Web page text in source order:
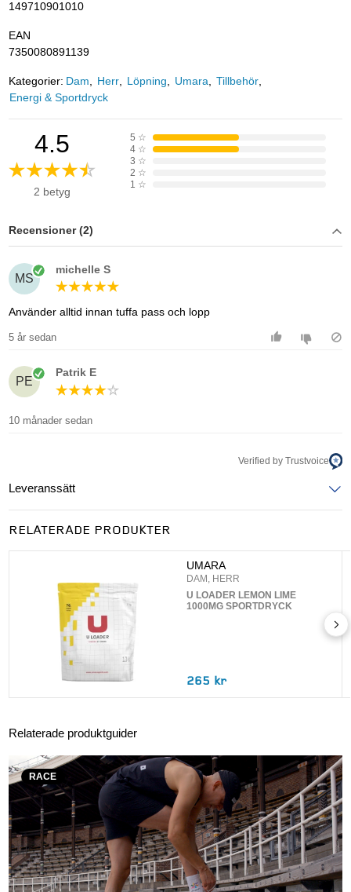
149710901010
EAN
7350080891139
Kategorier: Dam Herr Löpning Umara
Tillbehör
Energi & Sportdryck
4.5
2 betyg
5 ☆
4 ☆
3 ☆
2 ☆
1 ☆
Recensioner (2)
MS
michelle S
Använder alltid innan tuffa pass och lopp
5 år sedan
PE
Patrik E
10 månader sedan
Verified by Trustvoice
Leveranssätt
RELATERADE PRODUKTER
UMARA
DAM, HERR
U LOADER LEMON LIME
1000MG SPORTDRYCK
265 kr
Relaterade produktguider
RACE